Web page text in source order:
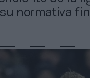
normativa